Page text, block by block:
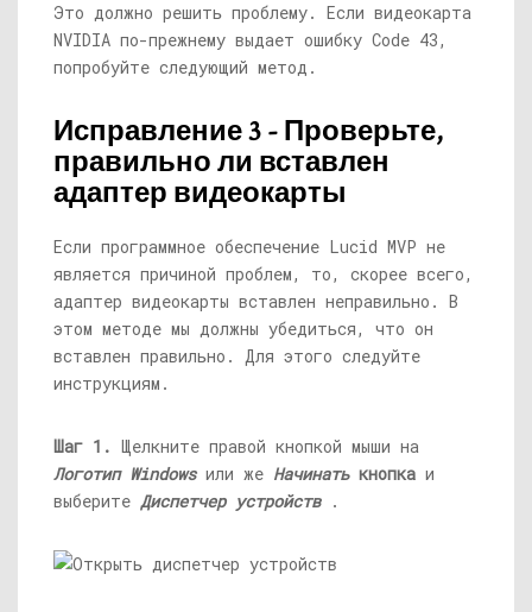
Это должно решить проблему. Если видеокарта
NVIDIA по-прежнему выдает ошибку Code 43,
попробуйте следующий метод.
Исправление 3 - Проверьте,
правильно ли вставлен
адаптер видеокарты
Если программное обеспечение Lucid MVP не
является причиной проблем, то, скорее всего,
адаптер видеокарты вставлен неправильно. В
этом методе мы должны убедиться, что он
вставлен правильно. Для этого следуйте
инструкциям.
Шаг 1. Щелкните правой кнопкой мыши на
Логотип Windows или же Начинатькнопка и
выберите Диспетчер устройств .